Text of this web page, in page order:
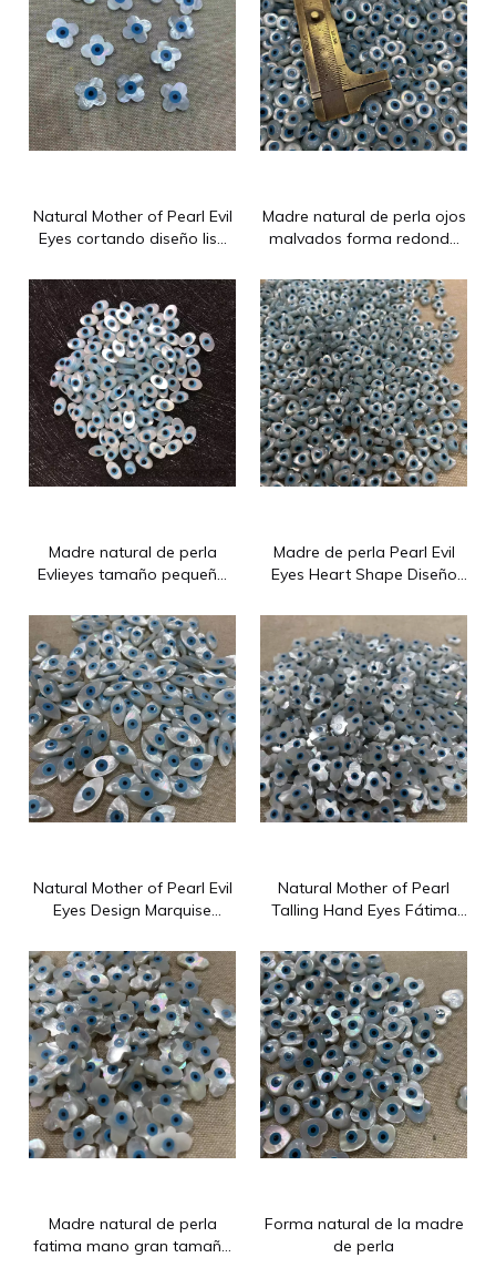
Guangzhou Shanni Shell Jewelry Limited Company
Nuestra empresa produce accesorios de joyería desde
Nuestra empresa produce accesorios de joyería desde
Guangzhou Shanni Shell Jewelry Limited Company
Natural Mother of Pearl Evil
Eyes cortando diseño liso
los ojos de trébol tallen
moho
Madre natural de perla ojos
malvados forma redonda
fabrican piezas de collar
para pulsera de joyería DIY
Madre natural de perla
Evlieyes tamaño pequeño
haciendo diseño de joyas
con forma de marquiz para
cadena
Madre de perla Pearl Evil
Eyes Heart Shape Diseño
joyas de diseño de cadena
con pequeñas cuentas de
corazón
Natural Mother of Pearl Evil
Eyes Design Marquise
diseño de la inyección de
joyas que hace diseño de
colgante
Natural Mother of Pearl
Talling Hand Eyes Fátima
Pequeña cara lisa para
joyas Insolas de diseño de
pulsera Anillos de pulsera
Madre natural de perla
fatima mano gran tamaño
Forma natural de la madre
de perla